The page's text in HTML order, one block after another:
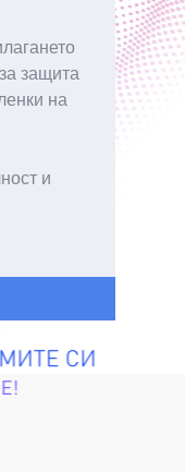
защита
на
и